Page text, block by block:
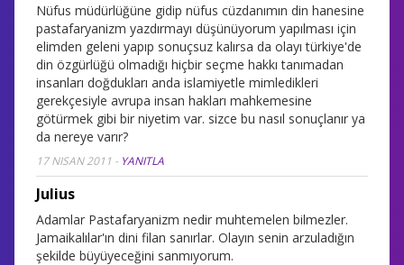
Nüfus müdürlüğüne gidip nüfus cüzdanımın din hanesine
pastafaryanizm yazdırmayı düşünüyorum yapılması için
elimden geleni yapıp sonuçsuz kalırsa da olayı türkiye'de
din özgürlüğü olmadığı hiçbir seçme hakkı tanımadan
insanları doğdukları anda islamiyetle mimledikleri
gerekçesiyle avrupa insan hakları mahkemesine
götürmek gibi bir niyetim var. sizce bu nasıl sonuçlanır ya
da nereye varır?
17 NISAN 2011 - YANITLA
Julius
Adamlar Pastafaryanizm nedir muhtemelen bilmezler.
Jamaikalılar'ın dini filan sanırlar. Olayın senin arzuladığın
şekilde büyüyeceğini sanmıyorum.